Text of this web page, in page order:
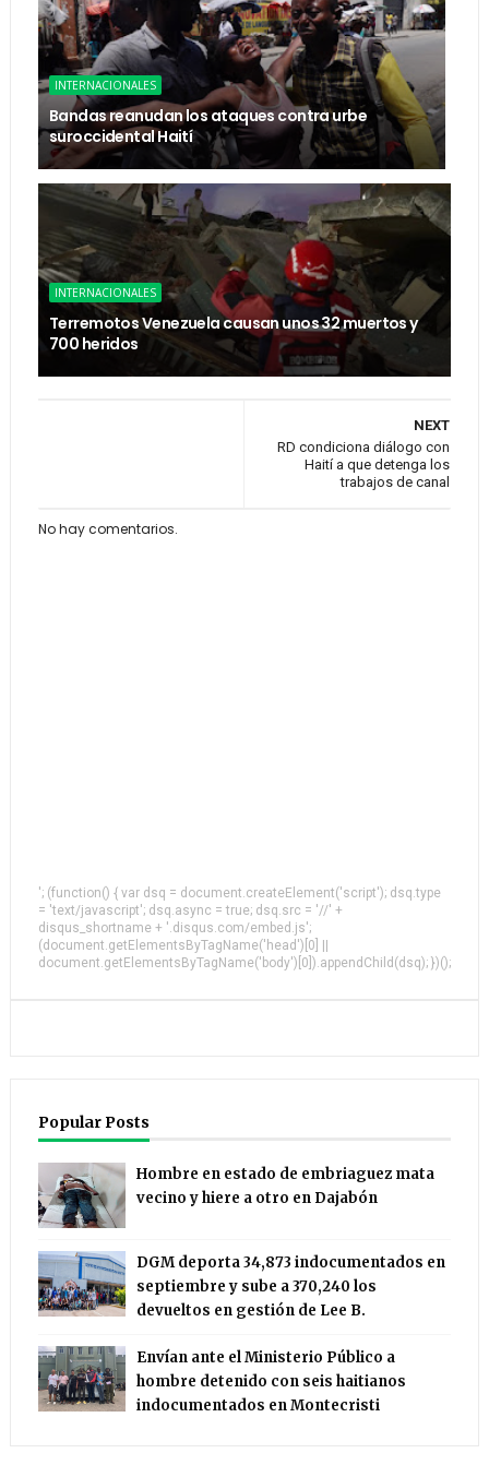
INTERNACIONALES
Bandas reanudan los ataques contra urbe
suroccidental Haití
INTERNACIONALES
Terremotos Venezuela causan unos 32 muertos y
700 heridos
NEXT
RD condiciona diálogo con
Haití a que detenga los
trabajos de canal
No hay comentarios.
'; (function() { var dsq = document.createElement('script'); dsq.type
= 'text/javascript'; dsq.async = true; dsq.src = '//' +
disqus_shortname + '.disqus.com/embed.js';
(document.getElementsByTagName('head')[0] ||
document.getElementsByTagName('body')[0]).appendChild(dsq); })();
Popular Posts
Hombre en estado de embriaguez mata
vecino y hiere a otro en Dajabón
DGM deporta 34,873 indocumentados en
septiembre y sube a 370,240 los
devueltos en gestión de Lee B.
Envían ante el Ministerio Público a
hombre detenido con seis haitianos
indocumentados en Montecristi